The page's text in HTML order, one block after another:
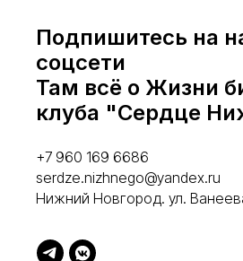
Подпишитесь на
соцсети
Там всё о Жизни
клуба "Сердце
+7 960 169 6686
serdze.nizhnego@yandex.ru
Нижний Новгород. ул.